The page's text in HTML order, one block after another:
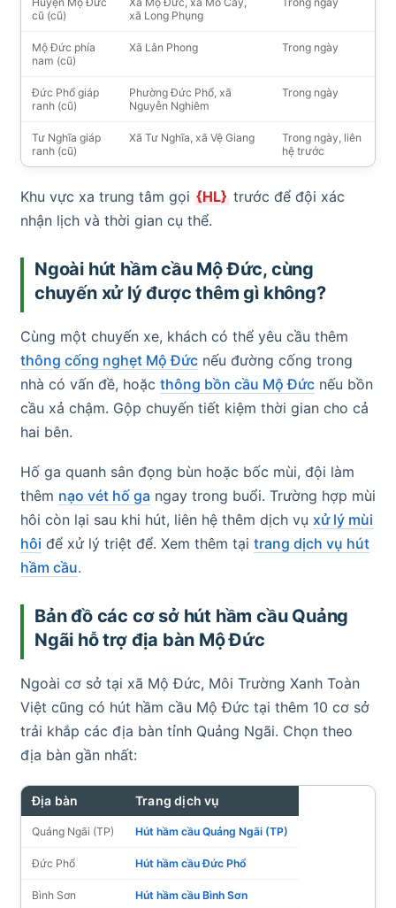
cũ (cũ)
xã Long Phụng
Mộ Đức phía
nam (cũ)
Xã Lân Phong Trong ngày
Đức Phổ giáp
ranh (cũ)
Phường Đức Phổ, xã
Nguyễn Nghiêm
Trong ngày
Tư Nghĩa giáp
ranh (cũ)
Xã Tư Nghĩa, xã Vệ Giang
Trong ngày, liên
hệ trước
Khu vực xa trung tâm gọi {HL} trước để đội xác
nhận lịch và thời gian cụ thể.
Ngoài hút hầm cầu Mộ Đức, cùng
chuyến xử lý được thêm gì không?
Cùng một chuyến xe, khách có thể yêu cầu thêm
thông cống nghẹt Mộ Đức nếu đường cống trong
nhà có vấn đề, hoặc thông bồn cầu Mộ Đức nếu bồn
cầu xả chậm. Gộp chuyến tiết kiệm thời gian cho cả
hai bên.
Hố ga quanh sân đọng bùn hoặc bốc mùi, đội làm
thêm nạo vét hố ga ngay trong buổi. Trường hợp mùi
hôi còn lại sau khi hút, liên hệ thêm dịch vụ xử lý mùi
hôi để xử lý triệt để. Xem thêm tại trang dịch vụ hút
hầm cầu.
Bản đồ các cơ sở hút hầm cầu Quảng
Ngãi hỗ trợ địa bàn Mộ Đức
Ngoài cơ sở tại xã Mộ Đức, Môi Trường Xanh Toàn
Việt cũng có hút hầm cầu Mộ Đức tại thêm 10 cơ sở
trải khắp các địa bàn tỉnh Quảng Ngãi. Chọn theo
địa bàn gần nhất:
Địa bàn Trang dịch vụ
Quảng Ngãi (TP) Hút hầm cầu Quảng Ngãi (TP)
Đức Phổ Hút hầm cầu Đức Phổ
Bình Sơn Hút hầm cầu Bình Sơn